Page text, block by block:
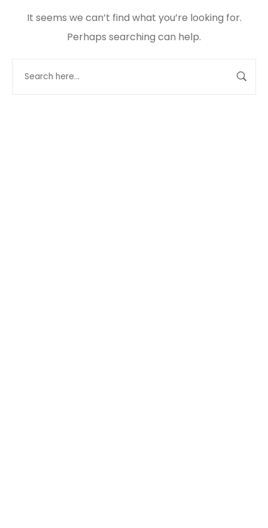
It seems we can’t find what you’re looking for.
Perhaps searching can help.